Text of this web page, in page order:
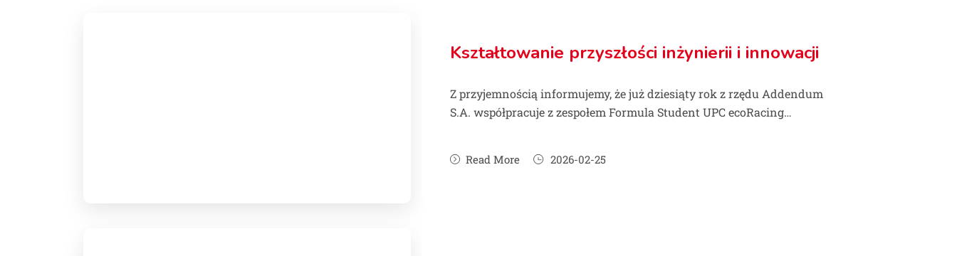
Kształtowanie przyszłości inżynierii i innowacji
Z przyjemnością informujemy, że już dziesiąty rok z rzędu Addendum
S.A. współpracuje z zespołem Formula Student UPC ecoRacing…
Read More 2026-02-25